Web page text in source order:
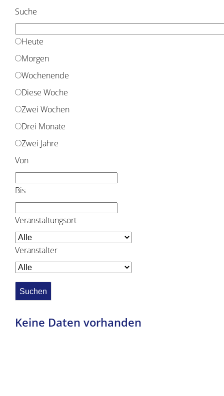
Suche
Heute
Morgen
Wochenende
Diese Woche
Zwei Wochen
Drei Monate
Zwei Jahre
Von
Bis
Veranstaltungsort
Veranstalter
Keine Daten vorhanden